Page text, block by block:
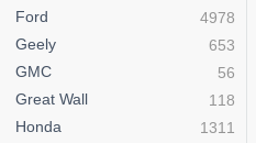
Ford
4978
Geely
653
GMC
56
Great Wall
118
Honda
1311